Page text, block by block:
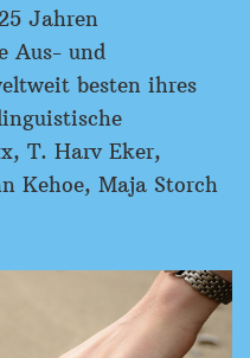
Jahren
Aus- und
besten ihres
T. Harv Eker,
Kehoe, Maja Storch